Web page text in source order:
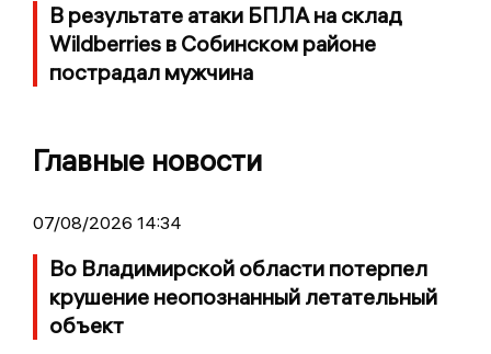
В результате атаки БПЛА на склад
Wildberries в Собинском районе
пострадал мужчина
Главные новости
07/08/2026 14:34
Во Владимирской области потерпел
крушение неопознанный летательный
объект